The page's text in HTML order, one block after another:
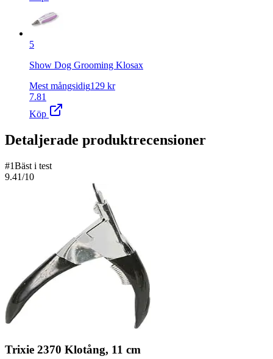
5
Show Dog Grooming Klosax
Mest mångsidig129 kr
7.81
Köp
Detaljerade produktrecensioner
#1Bäst i test
9.41/10
Trixie 2370 Klotång, 11 cm